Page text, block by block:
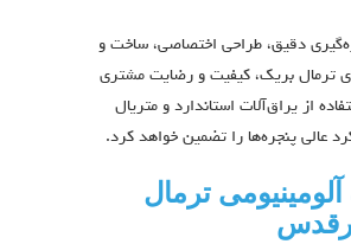
دقیق، طراحی اختصاصی، ساخت و
ترمال بریک، کیفیت و رضایت مشتری
از یراق‌آلات استاندارد و متریال
عالی پنجره‌ها را تضمین خواهد کرد.
ترمال